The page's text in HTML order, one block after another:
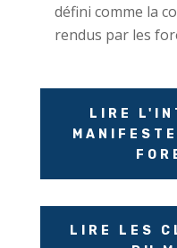
défini comme la
rendus par les
LIRE
LIRE LES